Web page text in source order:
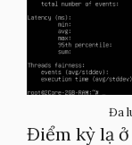
Đa
Điểm kỳ lạ